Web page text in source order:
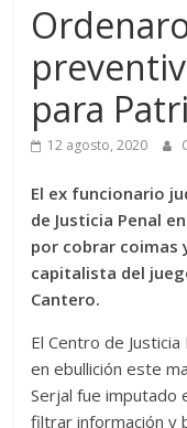
para
12 agosto, 2020
El ex funcionario
de Justicia Penal
por cobrar coimas
capitalista del
Cantero.
El Centro de
en ebullición este
Serjal fue imputado
filtrar información y